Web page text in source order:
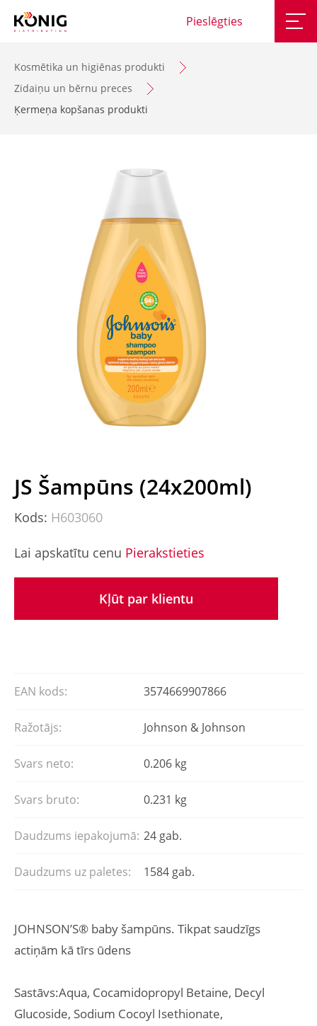
Pieslēgties
Kosmētika un higiēnas produkti
Zidaiņu un bērnu preces
Ķermeņa kopšanas produkti
JS Šampūns (24x200ml)
Kods: H603060
Lai apskatītu cenu Pierakstieties
Kļūt par klientu
EAN kods: 3574669907866
Ražotājs: Johnson & Johnson
Svars neto: 0.206 kg
Svars bruto: 0.231 kg
Daudzums iepakojumā: 24 gab.
Daudzums uz paletes: 1584 gab.
JOHNSON’S® baby šampūns. Tikpat saudzīgs
actiņām kā tīrs ūdens
Sastāvs:Aqua, Cocamidopropyl Betaine, Decyl
Glucoside, Sodium Cocoyl Isethionate,